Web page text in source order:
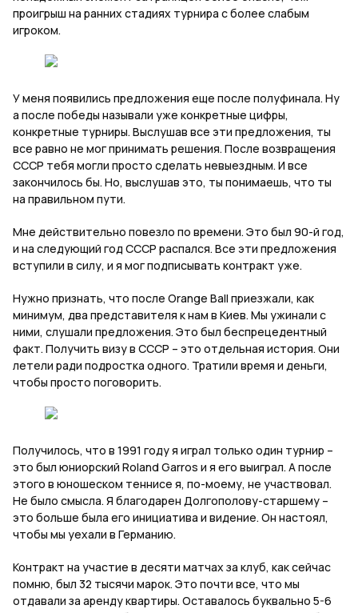
проигрыш на ранних стадиях турнира с более слабым
игроком.
У меня появились предложения еще после полуфинала. Ну
а после победы называли уже конкретные цифры,
конкретные турниры. Выслушав все эти предложения, ты
все равно не мог принимать решения. После возвращения
СССР тебя могли просто сделать невыездным. И все
закончилось бы. Но, выслушав это, ты понимаешь, что ты
на правильном пути.
Мне действительно повезло по времени. Это был 90-й год,
и на следующий год СССР распался. Все эти предложения
вступили в силу, и я мог подписывать контракт уже.
Нужно признать, что после Orange Ball приезжали, как
минимум, два представителя к нам в Киев. Мы ужинали с
ними, слушали предложения. Это был беспрецедентный
факт. Получить визу в СССР – это отдельная история. Они
летели ради подростка одного. Тратили время и деньги,
чтобы просто поговорить.
Получилось, что в 1991 году я играл только один турнир –
это был юниорский Roland Garros и я его выиграл. А после
этого в юношеском теннисе я, по-моему, не участвовал.
Не было смысла. Я благодарен Долгополову-старшему –
это больше была его инициатива и видение. Он настоял,
чтобы мы уехали в Германию.
Контракт на участие в десяти матчах за клуб, как сейчас
помню, был 32 тысячи марок. Это почти все, что мы
отдавали за аренду квартиры. Оставалось буквально 5-6